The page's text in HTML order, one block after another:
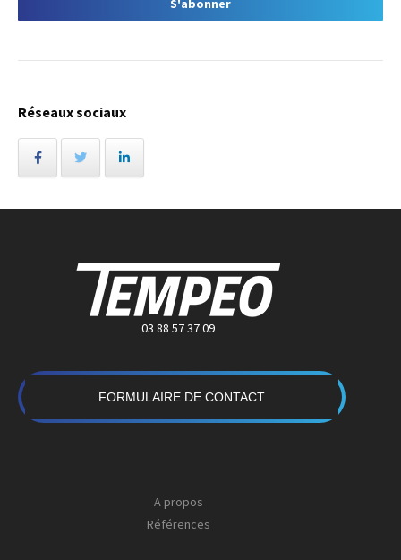
Réseaux sociaux
03 88 57 37 09
FORMULAIRE DE CONTACT
A propos
Références